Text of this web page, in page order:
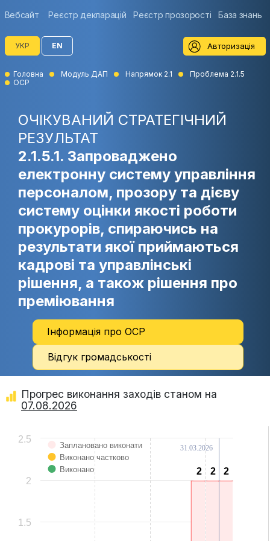
Вебсайт Реєстр декларацій Реєстр прозорості База знань
УКР EN Авторизація
Головна Модуль ДАП Напрямок 2.1
Проблема 2.1.5
ОСР
ОЧІКУВАНИЙ СТРАТЕГІЧНИЙ
РЕЗУЛЬТАТ
2.1.5.1. Запроваджено
електронну систему управління
персоналом, прозору та дієву
систему оцінки якості роботи
прокурорів, спираючись на
результати якої приймаються
кадрові та управлінські
рішення, а також рішення про
преміювання
Інформація про ОСР
Відгук громадськості
Прогрес виконання заходів станом на
07.08.2026
Chart
Bar chart with 3 data series.
View as data table, Chart
The chart has 1 X axis displaying categories.
The chart has 1 Y axis displaying Values. Data ranges from 0 to 2.2
2 2
2 2
2
Заплановано виконати
Виконано частково
Виконано
1.5
2
2.5
31.03.2026